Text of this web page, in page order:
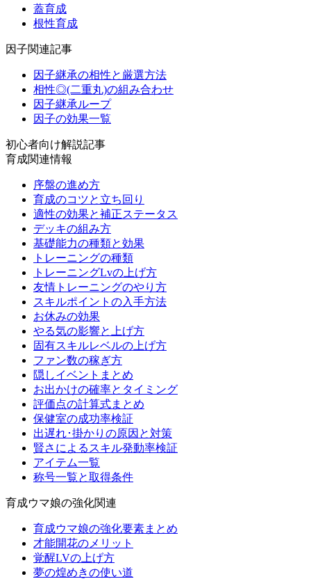
蓋育成
根性育成
因子関連記事
因子継承の相性と厳選方法
相性◎(二重丸)の組み合わせ
因子継承ループ
因子の効果一覧
初心者向け解説記事
育成関連情報
序盤の進め方
育成のコツと立ち回り
適性の効果と補正ステータス
デッキの組み方
基礎能力の種類と効果
トレーニングの種類
トレーニングLvの上げ方
友情トレーニングのやり方
スキルポイントの入手方法
お休みの効果
やる気の影響と上げ方
固有スキルレベルの上げ方
ファン数の稼ぎ方
隠しイベントまとめ
お出かけの確率とタイミング
評価点の計算式まとめ
保健室の成功率検証
出遅れ･掛かりの原因と対策
賢さによるスキル発動率検証
アイテム一覧
称号一覧と取得条件
育成ウマ娘の強化関連
育成ウマ娘の強化要素まとめ
才能開花のメリット
覚醒LVの上げ方
夢の煌めきの使い道